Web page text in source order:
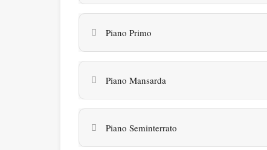
Piano Primo
Piano Mansarda
Piano Seminterrato